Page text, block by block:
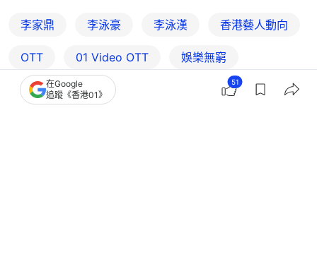
李家鼎 李泳豪 李泳漢 香港藝人動向
OTT 01‌ ‌Video‌ ‌OTT 娛樂無窮
娛樂影片在Google
追蹤《香港01》
51